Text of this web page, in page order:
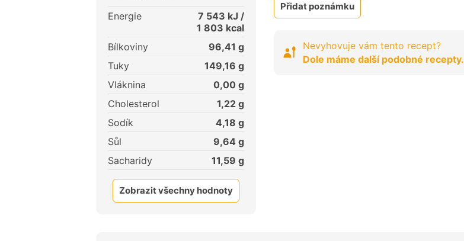
Energie 7 543 kJ /
1 803 kcal
Bílkoviny
96,41 g
Tuky
149,16 g
Vláknina
0,00 g
Cholesterol
1,22 g
Sodík
4,18 g
Sůl
9,64 g
Sacharidy
11,59 g
Zobrazit všechny hodnoty
Přidat poznámku
Nevyhovuje vám tento recept?
Dole máme další podobné recepty.